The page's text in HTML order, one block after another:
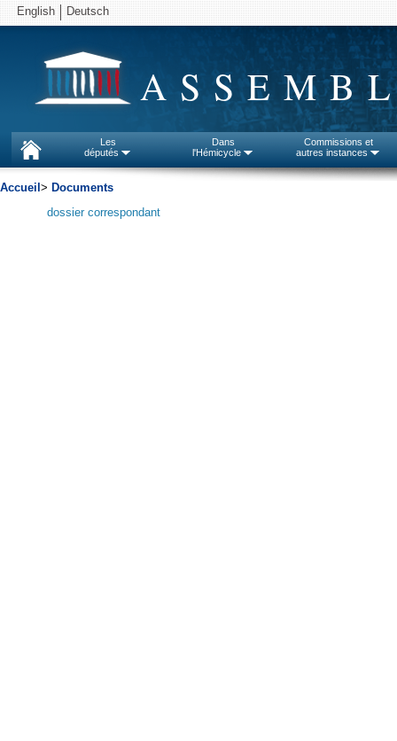
English Deutsch
Les
députés
Dans
l'Hémicycle
Commissions et
autres instances
Accueil > Documents
dossier correspondant